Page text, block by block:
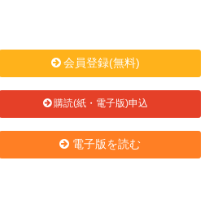
会員登録(無料)
購読(紙・電子版)申込
電子版を読む